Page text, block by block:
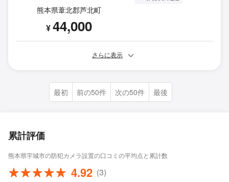
熊本県葦北郡芦北町
¥44,000
さらに表示
最初 前の50件 次の50件 最後
累計評価
熊本県宇城市の防犯カメラ設置の口コミの平均点と累計数
4.92 (3)